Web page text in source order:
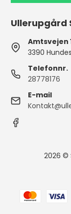
Ullerupgård
Amtsvejen
3390
Telefonnr.
28778176
E-mail
2026 ©